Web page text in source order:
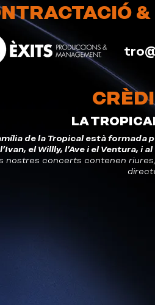
LA
de la Tropical està formada
l'Ivan, el Willly, l'Ave i el Ventura, i
nostres concerts contenen